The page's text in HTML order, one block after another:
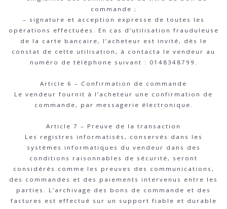
commande ;
– signature et acception expresse de toutes les
opérations effectuées. En cas d’utilisation frauduleuse
de la carte bancaire, l’acheteur est invité, dès le
constat de cette utilisation, à contacta le vendeur au
numéro de téléphone suivant : 0148348799.
Article 6 – Confirmation de commande
Le vendeur fournit à l’acheteur une confirmation de
commande, par messagerie électronique.
Article 7 – Preuve de la transaction
Les registres informatisés, conservés dans les
systèmes informatiques du vendeur dans des
conditions raisonnables de sécurité, seront
considérés comme les preuves des communications,
des commandes et des paiements intervenus entre les
parties. L’archivage des bons de commande et des
factures est effectué sur un support fiable et durable